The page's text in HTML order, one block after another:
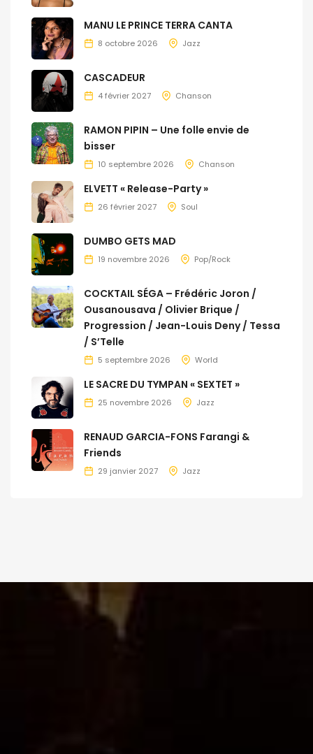
MANU LE PRINCE TERRA CANTA
8 octobre 2026 Jazz
CASCADEUR
4 février 2027 Chanson
RAMON PIPIN – Une folle envie de
bisser
10 septembre 2026 Chanson
ELVETT « Release-Party »
26 février 2027 Soul
DUMBO GETS MAD
19 novembre 2026 Pop/Rock
COCKTAIL SÉGA – Frédéric Joron /
Ousanousava / Olivier Brique /
Progression / Jean-Louis Deny / Tessa
/ S’Telle
5 septembre 2026 World
LE SACRE DU TYMPAN « SEXTET »
25 novembre 2026 Jazz
RENAUD GARCIA-FONS Farangi &
Friends
29 janvier 2027 Jazz